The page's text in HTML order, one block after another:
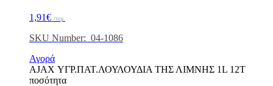
1,91€ /τεμ.
SKU Number: 04-1086
Αγορά
AJAX ΥΓΡ.ΠΑΤ.ΛΟΥΛΟΥΔΙΑ ΤΗΣ ΛΙΜΝΗΣ 1L 12T
ποσότητα